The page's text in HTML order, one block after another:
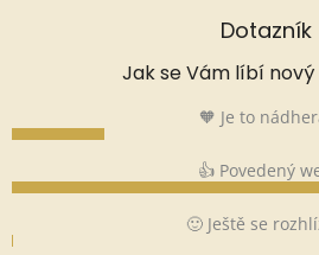
Dotazník
Jak se Vám líbí nový
🧡 Je to
👍 Povedený
🙂 Ještě se